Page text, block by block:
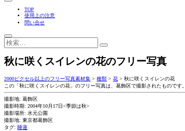
TOP
使用上の注意
問い合せ
秋に咲くスイレンの花のフリー写真
2000ピクセル以上のフリー写真素材集 > 種類 > 花 > 秋に咲くスイレンの花
この「秋に咲くスイレンの花」のフリー写真は、葛飾区で撮影されたものです。
撮影地: 葛飾区
撮影時期: 2004年10月17日<季節は秋>
撮影場所: 水元公園
撮影地: 東京都葛飾区
タグ: 睡蓮